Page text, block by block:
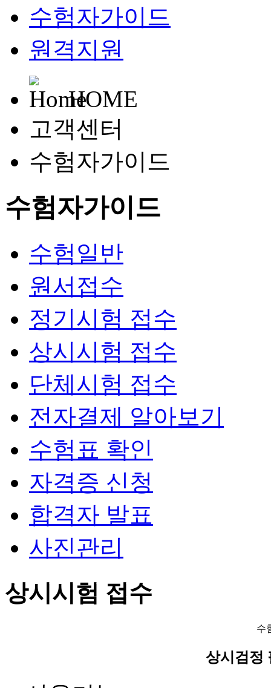
수험자가이드
원격지원
HOME
고객센터
수험자가이드
수험자가이드
수험일반
원서접수
정기시험 접수
상시시험 접수
단체시험 접수
전자결제 알아보기
수험표 확인
자격증 신청
합격자 발표
사진관리
상시시험 접수
수
상시검정